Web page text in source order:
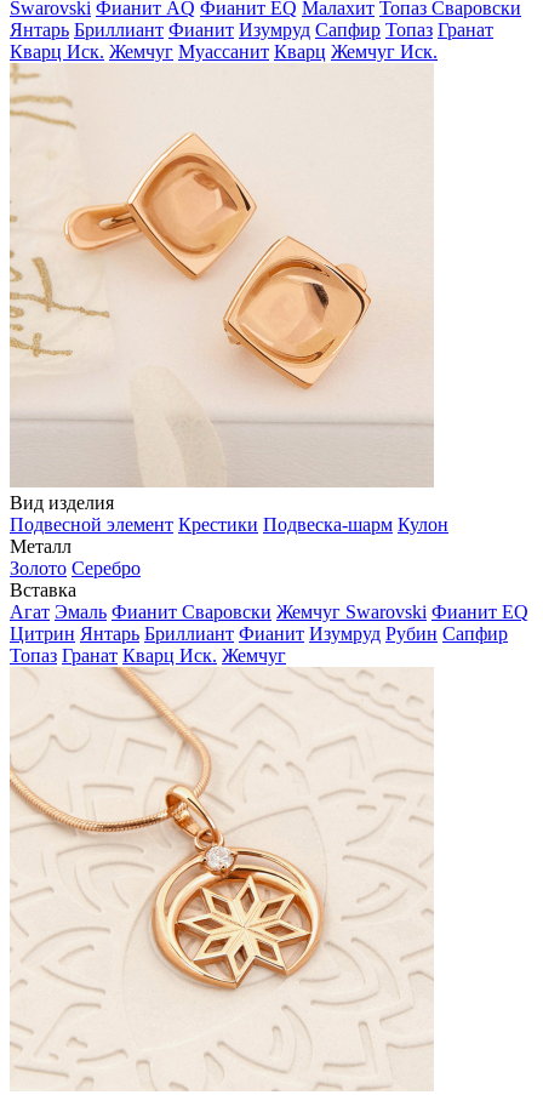
Swarovski Фианит AQ Фианит EQ Малахит Топаз Сваровски
Янтарь Бриллиант Фианит Изумруд Сапфир Топаз Гранат
Кварц Иск. Жемчуг Муассанит Кварц Жемчуг Иск.
Вид изделия
Подвесной элемент Крестики Подвеска-шарм Кулон
Металл
Золото Серебро
Вставка
Агат Эмаль Фианит Сваровски Жемчуг Swarovski Фианит EQ
Цитрин Янтарь Бриллиант Фианит Изумруд Рубин Сапфир
Топаз Гранат Кварц Иск. Жемчуг